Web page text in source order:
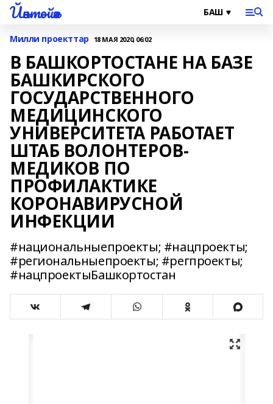
Йәнтөйәк
Милли проекттар 18 МАЯ 2020, 06:02
В БАШКОРТОСТАНЕ НА БАЗЕ
БАШКИРСКОГО
ГОСУДАРСТВЕННОГО
МЕДИЦИНСКОГО
УНИВЕРСИТЕТА РАБОТАЕТ
ШТАБ ВОЛОНТЕРОВ-
МЕДИКОВ ПО
ПРОФИЛАКТИКЕ
КОРОНАВИРУСНОЙ
ИНФЕКЦИИ
#национальныепроекты; #нацпроекты;
#региональныепроекты; #регпроекты;
#нацпроектыБашкортостан